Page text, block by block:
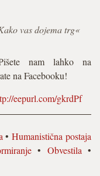
vas dojema trg«
nam lahko na
na Facebooku!
eepurl.com/gkrdPf
•Humanistična postaja
• Obvestila •